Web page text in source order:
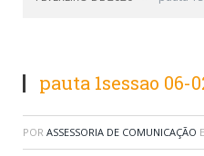
pauta 1sessao 06-
POR ASSESSORIA DE COMUNICAÇÃO